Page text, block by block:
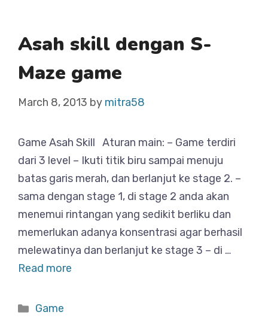
Asah skill dengan S-
Maze game
March 8, 2013 by mitra58
Game Asah Skill Aturan main: – Game terdiri
dari 3 level – Ikuti titik biru sampai menuju
batas garis merah, dan berlanjut ke stage 2. –
sama dengan stage 1, di stage 2 anda akan
menemui rintangan yang sedikit berliku dan
memerlukan adanya konsentrasi agar berhasil
melewatinya dan berlanjut ke stage 3 – di …
Read more
Categories
Game